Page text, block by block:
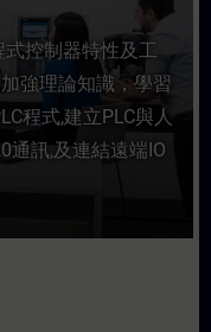
式控制器特性及工
強理論知識，學習
程式,建立PLC與人
通訊,及連結遠端IO